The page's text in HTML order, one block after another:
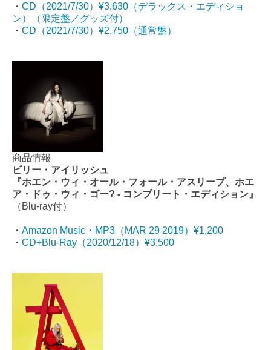
・ CD（2021/7/30）¥3,630（デラックス・エディショ
ン）（限定盤／グッズ付）
・ CD（2021/7/30）¥2,750（通常盤）
商品情報
ビリー・アイリッシュ
『ホエン・ウィ・オール・フォール・アスリープ、ホエ
ア・ドゥ・ウィ・ゴー? - コンプリート・エディション』
（Blu-ray付）
・ Amazon Music・MP3（MAR 29 2019）¥1,200
・ CD+Blu-Ray（2020/12/18）¥3,500